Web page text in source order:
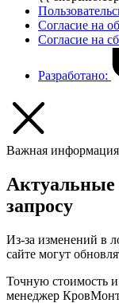
Согласие на
Согласие на
Разработано:
Важная информация
запросу
Из-за изменений в
сайте могут
Точную стоимость
менеджер